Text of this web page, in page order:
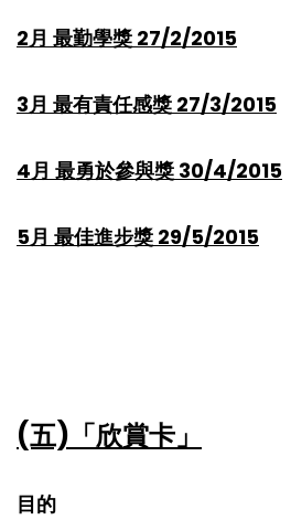
2月 最勤學獎 27/2/2015
3月 最有責任感獎 27/3/2015
4月 最勇於參與獎 30/4/2015
5月 最佳進步獎 29/5/2015
(五)「欣賞卡」
目的